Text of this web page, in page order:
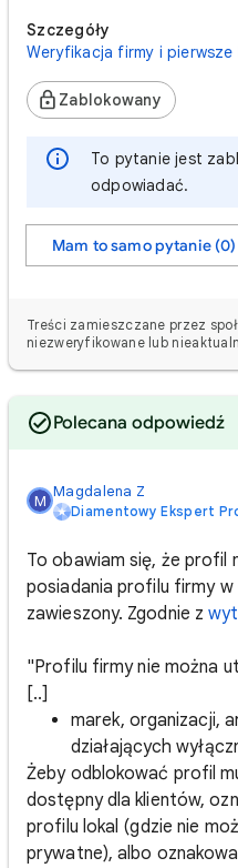
Szczegóły
Weryfikacja firmy i pierwsze
Zablokowany
To pytanie jest
odpowiadać.
Mam to samo pytanie (0)
Treści zamieszczane przez
niezweryfikowane lub
Polecana odpowiedź
M
Magdalena Z
Diamentowy Ekspert
To obawiam się, że profil
posiadania profilu firmy
zawieszony. Zgodnie z
"Profilu firmy nie można
[..]
marek, organizacji,
działających
Żeby odblokować profil
dostępny dla klientów,
profilu lokal (gdzie nie
prywatne), albo